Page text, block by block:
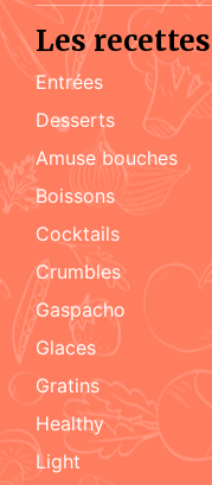
Les
Entrées
Desserts
amuse bouches
boissons
cocktails
crumbles
Gaspacho
glaces
gratins
healthy
light